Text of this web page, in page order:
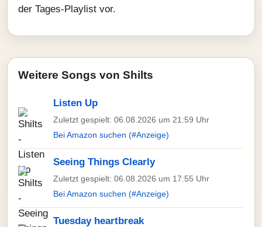
der Tages-Playlist vor.
Weitere Songs von Shilts
Listen Up
Zuletzt gespielt: 06.08.2026 um 21:59 Uhr
Bei Amazon suchen (#Anzeige)
Seeing Things Clearly
Zuletzt gespielt: 06.08.2026 um 17:55 Uhr
Bei Amazon suchen (#Anzeige)
Tuesday heartbreak